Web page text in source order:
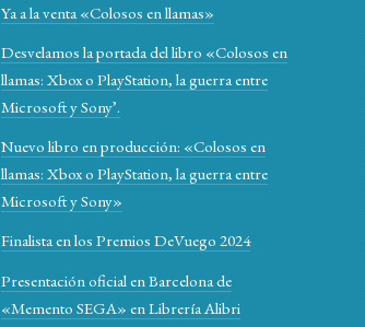
Ya a la venta «Colosos en llamas»
Desvelamos la portada del libro «Colosos en
llamas: Xbox o PlayStation, la guerra entre
Microsoft y Sony’.
Nuevo libro en producción: «Colosos en
llamas: Xbox o PlayStation, la guerra entre
Microsoft y Sony»
Finalista en los Premios DeVuego 2024
Presentación oficial en Barcelona de
«Memento SEGA» en Librería Alibri